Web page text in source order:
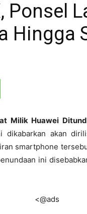
Ponsel
Hingga
Milik Huawei
akan
smartphone
ini
<@ads